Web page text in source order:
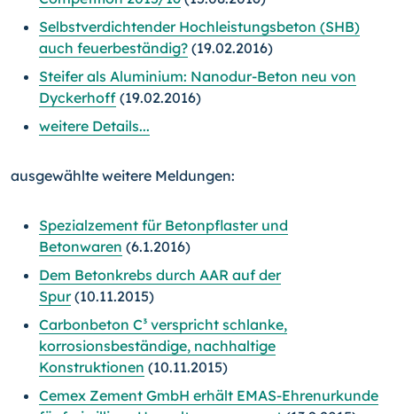
Selbstverdichtender Hochleistungsbeton (SHB)
auch feuerbeständig? (19.02.2016)
Steifer als Aluminium: Nanodur-Beton neu von
Dyckerhoff (19.02.2016)
weitere Details...
ausgewählte weitere Meldungen:
Spezialzement für Betonpflaster und
Betonwaren (6.1.2016)
Dem Betonkrebs durch AAR auf der
Spur(10.11.2015)
Carbonbeton C³ verspricht schlanke,
korrosionsbeständige, nachhaltige
Konstruktionen (10.11.2015)
Cemex Zement GmbH erhält EMAS-Ehrenurkunde